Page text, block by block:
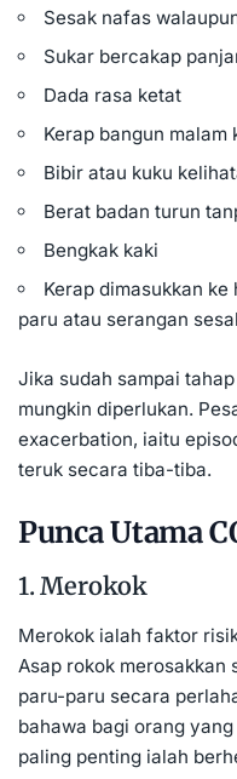
Sesak nafas
Sukar bercakap
Dada rasa ketat
Kerap bangun
Bibir atau kuku
Berat badan turun
Bengkak kaki
Kerap dimasukkan
paru atau serangan
Jika sudah sampai
mungkin diperlukan.
exacerbation, iaitu
teruk secara tiba-tiba.
Punca Utama
1. Merokok
Merokok ialah faktor
Asap rokok merosakkan
paru-paru secara
bahawa bagi orang
paling penting ialah